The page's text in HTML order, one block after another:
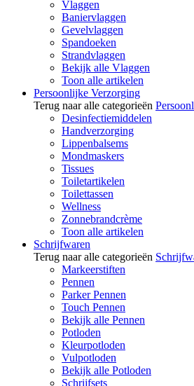
Vlaggen
Baniervlaggen
Gevelvlaggen
Spandoeken
Strandvlaggen
Bekijk alle Vlaggen
Toon alle artikelen
Persoonlijke Verzorging
Terug naar alle categorieën
Desinfectiemiddelen
Handverzorging
Lippenbalsems
Mondmaskers
Tissues
Toiletartikelen
Toilettassen
Wellness
Zonnebrandcrème
Toon alle artikelen
Schrijfwaren
Terug naar alle categorieën
Markeerstiften
Pennen
Parker Pennen
Touch Pennen
Bekijk alle Pennen
Potloden
Kleurpotloden
Vulpotloden
Bekijk alle Potloden
Schrijfsets